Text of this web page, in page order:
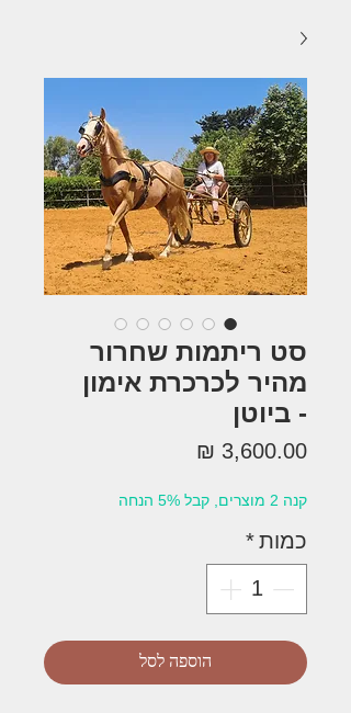
סט ריתמות שחרור
מהיר לכרכרת אימון
- ביוטן
קנה 2 מוצרים, קבל 5% הנחה
כמות*
הוספה לסל